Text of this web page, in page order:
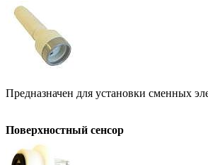
Предназначен для установки сменных
Поверхностный сенсор